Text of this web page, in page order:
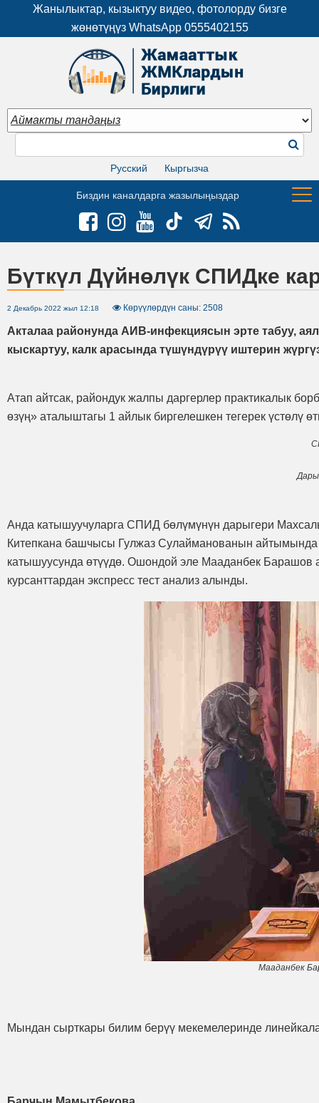
Жанылыктар, кызыктуу видео, фотолорду бизге
жөнөтүңүз WhatsApp 0555402155
Русский Кыргызча
Биздин каналдарга жазылыңыздар
Бүткүл Дүйнөлүк СПИДке
2 Декабрь 2022 жыл 12:18 Көрүүлөрдүн саны: 2508
Акталаа районунда АИВ-инфекциясын эрте табуу,
кыскартуу, калк арасында түшүндүрүү иштерин
Атап айтсак, райондук жалпы даргерлер практикалык
өзүң» аталыштагы 1 айлык биргелешкен тегерек үстөлү
Анда катышуучуларга СПИД бөлүмүнүн дарыгери
Китепкана башчысы Гулжаз Сулайманованын айтымында
катышуусунда өтүүдө. Ошондой эле Мааданбек Барашов
курсанттардан экспресс тест анализ алынды.
Мааданбек
Мындан сырткары билим берүү мекемелеринде